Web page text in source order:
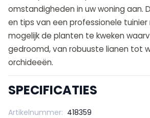
omstandigheden in uw woning aan.
en tips van een professionele tuinier
mogelijk de planten te kweken
gedroomd, van robuuste lianen tot
orchideeën.
SPECIFICATIES
Artikelnummer: 418359